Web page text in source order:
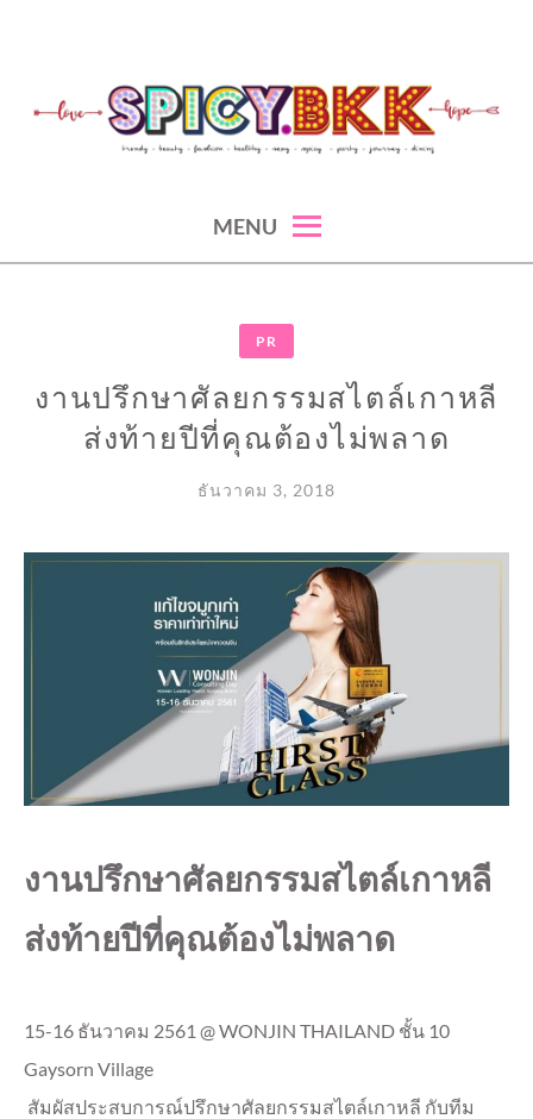
content
MENU
PR
งานปรึกษาศัลยกรรมสไตล์เกาหลี
ส่งท้ายปีที่คุณต้องไม่พลาด
ธันวาคม 3, 2018
งานปรึกษาศัลยกรรมสไตล์เกาหลี
ส่งท้ายปีที่คุณต้องไม่พลาด
15-16 ธันวาคม 2561 @ WONJIN THAILAND ชั้น 10
Gaysorn Village
สัมผัสประสบการณ์ปรึกษาศัลยกรรมสไตล์เกาหลี กับทีม